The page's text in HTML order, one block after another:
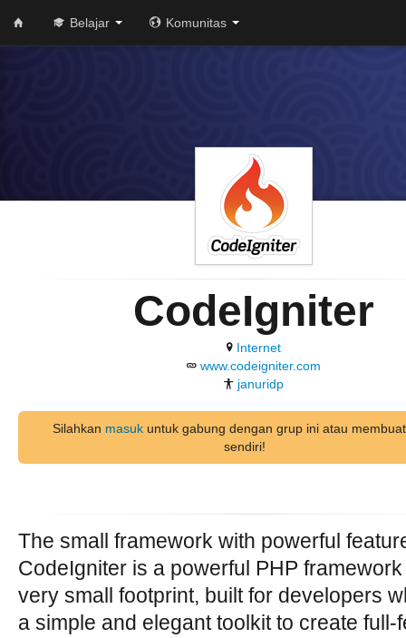
Belajar Komunitas
CodeIgniter
Internet
www.codeigniter.com
januridp
Silahkan masuk untuk gabung dengan grup ini atau
sendiri!
The small framework with powerful
CodeIgniter is a powerful PHP
very small footprint, built for developers
a simple and elegant toolkit to create full-